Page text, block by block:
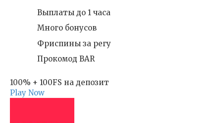
Выплаты до 1 часа
Много бонусов
Фриспины за регу
Прокомод BAR
100% + 100FS на депозит
Play Now